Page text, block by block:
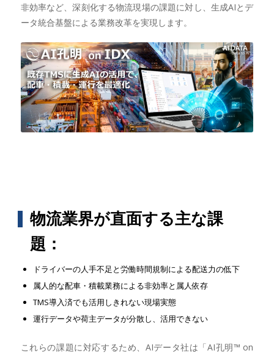
非効率など、深刻化する物流現場の課題に対し、生成AIとデ
ータ統合基盤による業務改革を実現します。
物流業界が直面する主な課
題：
ドライバーの人手不足と労働時間規制による配送力の低下
属人的な配車・積載業務による非効率と属人依存
TMS導入済でも活用しきれない現場実態
運行データや荷主データが分散し、活用できない
これらの課題に対応するため、AIデータ社は「AI孔明™ on